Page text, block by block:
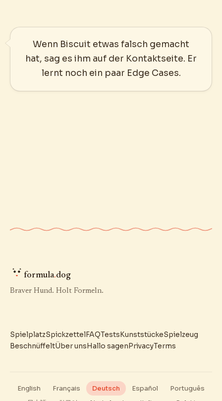
Wenn Biscuit etwas falsch gemacht
hat, sag es ihm auf der Kontaktseite. Er
lernt noch ein paar Edge Cases.
formula.dog
Braver Hund. Holt Formeln.
SpielplatzSpickzettelFAQTestsKunststückeSpielzeug
BeschnüffeltÜber unsHallo sagenPrivacyTerms
English Français Deutsch Español
Português